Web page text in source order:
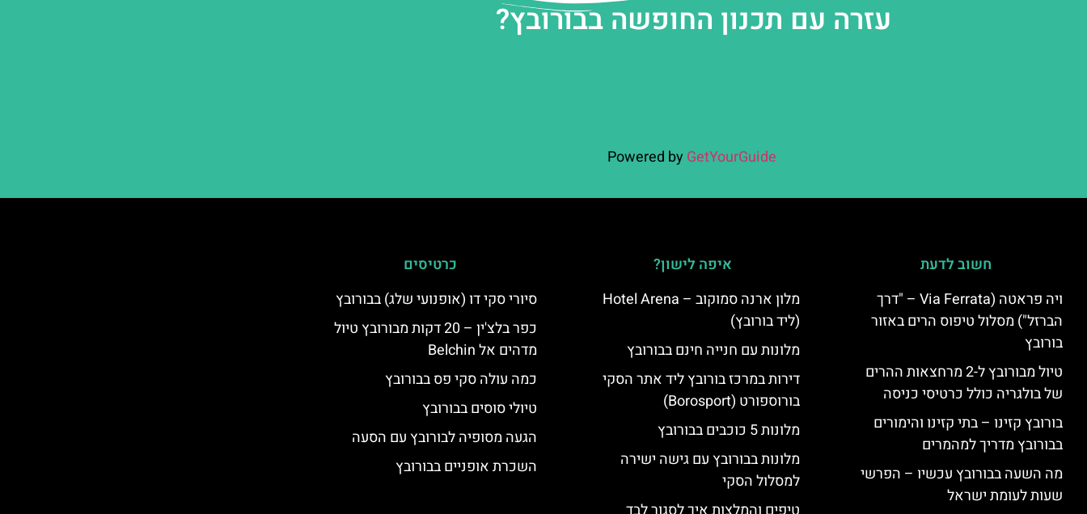
עזרה עם תכנון החופשה בבורובץ?
Powered by GetYourGuide
חשוב לדעת
ויה פראטה (Via Ferrata – "דרך
הברזל") מסלול טיפוס הרים באזור
בורובץ
טיול מבורובץ ל-2 מרחצאות ההרים
של בולגריה כולל כרטיסי כניסה
בורובץ קזינו – בתי קזינו והימורים
בבורובץ מדריך למהמרים
מה השעה בבורובץ עכשיו – הפרשי
שעות לעומת ישראל
איפה לישון?
מלון ארנה סמוקוב – Hotel Arena
(ליד בורובץ)
מלונות עם חנייה חינם בבורובץ
דירות במרכז בורובץ ליד אתר הסקי
בורוספורט (Borosport)
מלונות 5 כוכבים בבורובץ
מלונות בבורובץ עם גישה ישירה
למסלול הסקי
כרטיסים
סיורי סקי דו (אופנועי שלג) בבורובץ
כפר בלצ'ין – 20 דקות מבורובץ טיול
מדהים אל Belchin
כמה עולה סקי פס בבורובץ
טיולי סוסים בבורובץ
הגעה מסופיה לבורובץ עם הסעה
השכרת אופניים בבורובץ